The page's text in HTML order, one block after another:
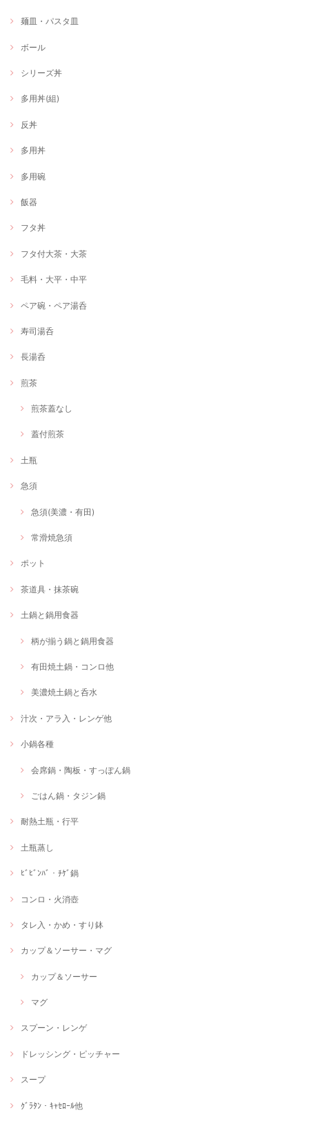
麺皿・パスタ皿
ボール
シリーズ丼
多用丼(組)
反丼
多用丼
多用碗
飯器
フタ丼
フタ付大茶・大茶
毛料・大平・中平
ペア碗・ペア湯呑
寿司湯呑
長湯呑
煎茶
煎茶蓋なし
蓋付煎茶
土瓶
急須
急須(美濃・有田)
常滑焼急須
ポット
茶道具・抹茶碗
土鍋と鍋用食器
柄が揃う鍋と鍋用食器
有田焼土鍋・コンロ他
美濃焼土鍋と呑水
汁次・アラ入・レンゲ他
小鍋各種
会席鍋・陶板・すっぽん鍋
ごはん鍋・タジン鍋
耐熱土瓶・行平
土瓶蒸し
ﾋﾞﾋﾞﾝﾊﾞ・ﾁｹﾞ鍋
コンロ・火消壺
タレ入・かめ・すり鉢
カップ＆ソーサー・マグ
カップ＆ソーサー
マグ
スプーン・レンゲ
ドレッシング・ピッチャー
スープ
ｸﾞﾗﾀﾝ・ｷｬｾﾛｰﾙ他